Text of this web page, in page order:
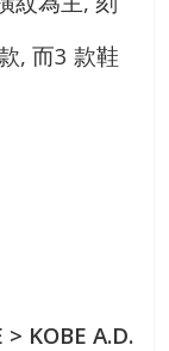
, 而3 款鞋
> KOBE A.D.